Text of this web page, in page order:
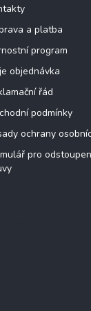
a platba
program
objednávka
řád
podmínky
ochrany
pro